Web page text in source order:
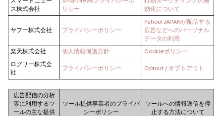
ス株式会社
リシー
効化について
ヤフー株式会社 プライバシーポリシー
Yahoo! JAPANが配信する
広告などへのパーソナル
データの利用
楽天株式会社
個人情報保護方針
Cookieポリシー
ログリー株式会
社
プライバシーポリシー Optout / オプトアウト
広告配信の分析
等に利用するツ
ールの主な提供
ツール提供事業者のプライバ
シーポリシー
ツールへの情報送信を停
止する方法について